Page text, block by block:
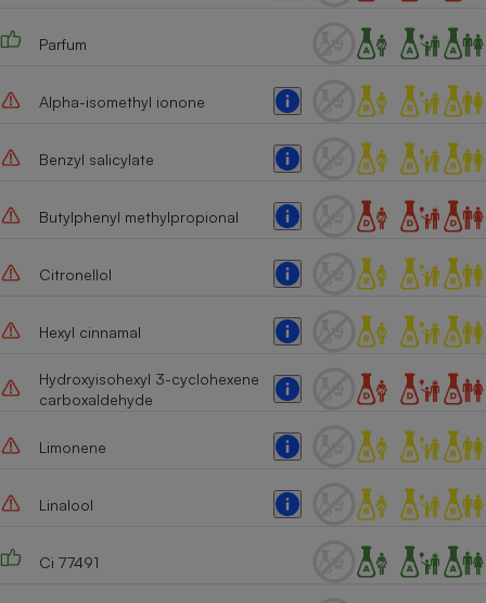
Parfum
Alpha-isomethyl ionone
Benzyl salicylate
Butylphenyl methylpropional
Citronellol
Hexyl cinnamal
Hydroxyisohexyl 3-cyclohexene
carboxaldehyde
Limonene
Linalool
Ci 77491